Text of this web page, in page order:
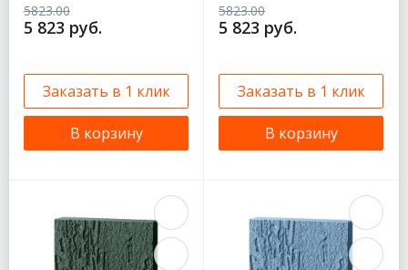
5823.00
5 823 руб.
Заказать в 1 клик
В корзину
5823.00
5 823 руб.
Заказать в 1 клик
В корзину